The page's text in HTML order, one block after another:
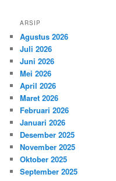
ARSIP
Agustus 2026
Juli 2026
Juni 2026
Mei 2026
April 2026
Maret 2026
Februari 2026
Januari 2026
Desember 2025
November 2025
Oktober 2025
September 2025